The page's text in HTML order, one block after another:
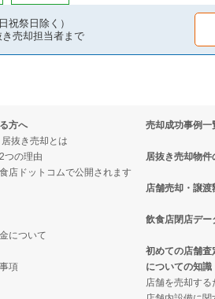
案件一覧
件一覧
件の案件一覧
の案件一覧
案件一覧
祝祭日除く）
売却担当者まで
方へ
抜き売却とは
つの理由
店ドットコムで公開されます
について
項
売却成功事例一
居抜き売却物件
店舗売却・譲渡
飲食店閉店デー
初めての店舗査
についての知識
店舗を売却す